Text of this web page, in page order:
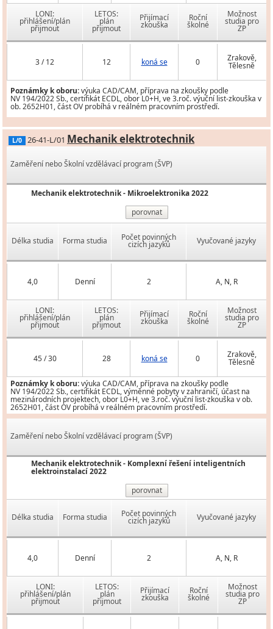
LONI:
přihlášení/plán
přijmout
LETOS:
plán
přijmout
Přijímací
zkouška
Roční
školné
Možnost
studia pro
ZP
3 / 12 12 koná se 0 Zrakově,
Tělesně
Poznámky k oboru:výuka CAD/CAM, příprava na zkoušky podle
NV 194/2022 Sb., certifikát ECDL, obor L0+H, ve 3.roč. výuční list-zkouška v
ob. 2652H01, část OV probíhá v reálném pracovním prostředí.
L/0 26-41-L/01 Mechanik elektrotechnik
Zaměření nebo Školní vzdělávací program (ŠVP)
Mechanik elektrotechnik - Mikroelektronika 2022
porovnat
Délka studia Forma studia Počet povinných
cizích jazyků Vyučované jazyky
4,0 Denní 2 A, N, R
LONI:
přihlášení/plán
přijmout
LETOS:
plán
přijmout
Přijímací
zkouška
Roční
školné
Možnost
studia pro
ZP
45 / 30 28 koná se 0 Zrakově,
Tělesně
Poznámky k oboru:výuka CAD/CAM, příprava na zkoušky podle
NV 194/2022 Sb., certifikát ECDL, výměnné pobyty v zahraničí, účast na
mezinárodních projektech, obor L0+H, ve 3.roč. výuční list-zkouška v ob.
2652H01, část OV probíhá v reálném pracovním prostředí.
Zaměření nebo Školní vzdělávací program (ŠVP)
Mechanik elektrotechnik - Komplexní řešení inteligentních
elektroinstalací 2022
porovnat
Délka studia Forma studia Počet povinných
cizích jazyků Vyučované jazyky
4,0 Denní 2 A, N, R
LONI:
přihlášení/plán
přijmout
LETOS:
plán
přijmout
Přijímací
zkouška
Roční
školné
Možnost
studia pro
ZP